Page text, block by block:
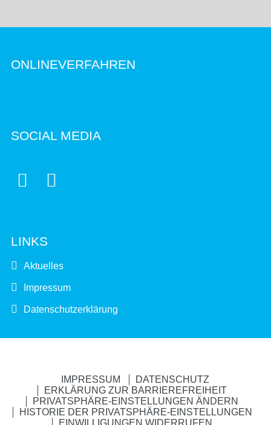
ONLINEVERFAHREN
SOCIAL MEDIA
 
LINKS
Aktuelles
Impressum
Datenschutzerklärung
IMPRESSUM
DATENSCHUTZ
ERKLÄRUNG ZUR BARRIEREFREIHEIT
PRIVATSPHÄRE-EINSTELLUNGEN ÄNDERN
HISTORIE DER PRIVATSPHÄRE-EINSTELLUNGEN
EINWILLIGUNGEN WIDERRUFEN